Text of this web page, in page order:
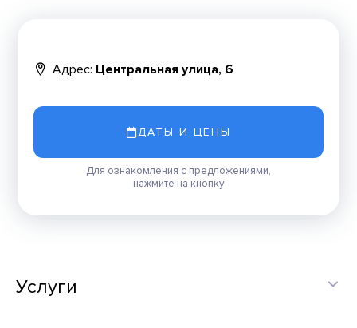
Адрес: Центральная улица, 6
ДАТЫ И ЦЕНЫ
Для ознакомления с предложениями,
нажмите на кнопку
Услуги